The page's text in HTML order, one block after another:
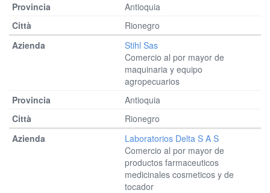
Antioquia
Rionegro
Stihl Sas
Comercio al por mayor de
maquinaria y equipo
agropecuarios
Antioquia
Rionegro
Laboratorios Delta S A S
Comercio al por mayor de
productos farmaceuticos
medicinales cosmeticos y de
tocador